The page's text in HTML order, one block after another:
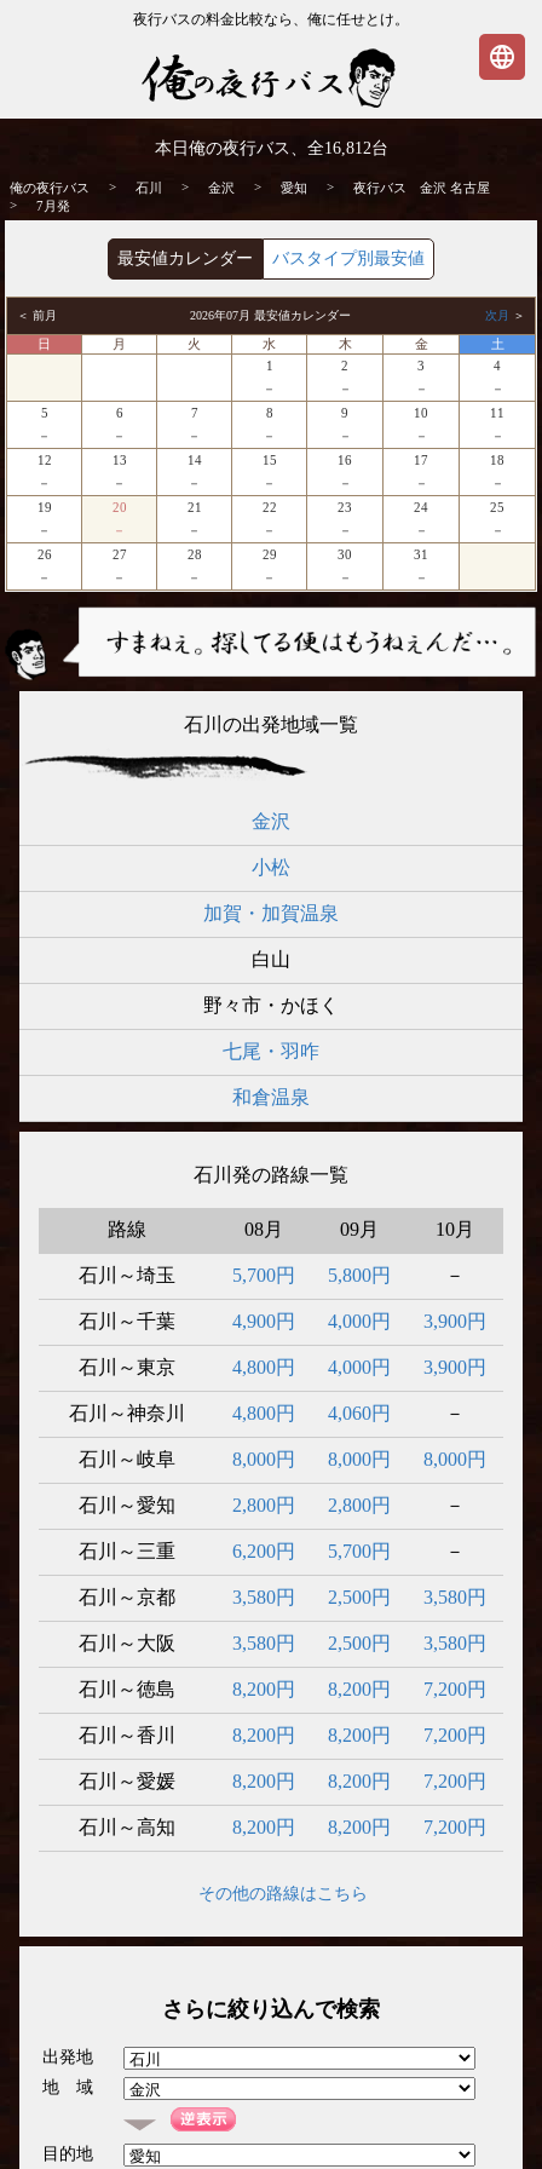
夜行バスの料金比較なら、俺に任せとけ。
ス | 俺の夜行バス
本日俺の夜行バス、全16,812台
俺の夜行バス > 石川 > 金沢 > 愛知 >
夜行バス 金沢 名古屋
>
7月発
最安値カレンダー バスタイプ別最安値
＜ 前月 2026年07月 最安値カレンダー 次月 ＞
日 月 火 水 木 金
土
1
－
2
－
3
－
4
－
5
－
6
－
7
－
8
－
9
－
10
－
11
－
12
－
13
－
14
－
15
－
16
－
17
－
18
－
19
－
20
－
21
－
22
－
23
－
24
－
25
－
26
－
27
－
28
－
29
－
30
－
31
－
石川の出発地域一覧
金沢
小松
加賀・加賀温泉
白山
野々市・かほく
七尾・羽咋
和倉温泉
石川発の路線一覧
路線 08月 09月 10月
石川～埼玉 5,700円 5,800円 －
石川～千葉 4,900円 4,000円 3,900円
石川～東京 4,800円 4,000円 3,900円
石川～神奈川 4,800円 4,060円 －
石川～岐阜 8,000円 8,000円 8,000円
石川～愛知 2,800円 2,800円 －
石川～三重 6,200円 5,700円 －
石川～京都 3,580円 2,500円 3,580円
石川～大阪 3,580円 2,500円 3,580円
石川～徳島 8,200円 8,200円 7,200円
石川～香川 8,200円 8,200円 7,200円
石川～愛媛 8,200円 8,200円 7,200円
石川～高知 8,200円 8,200円 7,200円
その他の路線はこちら
さらに絞り込んで検索
出発地
地 域
目的地
language